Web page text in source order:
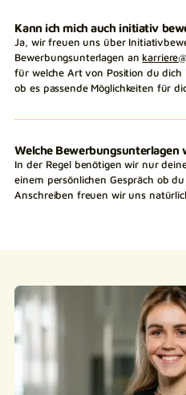
Kann ich mich auch initiativ
Ja, wir freuen uns über
Bewerbungsunterlagen an
für welche Art von Position du dich
ob es passende Möglichkeiten für
Welche
In der Regel benötigen wir nur
einem persönlichen Gespräch ob
Anschreiben freuen wir uns